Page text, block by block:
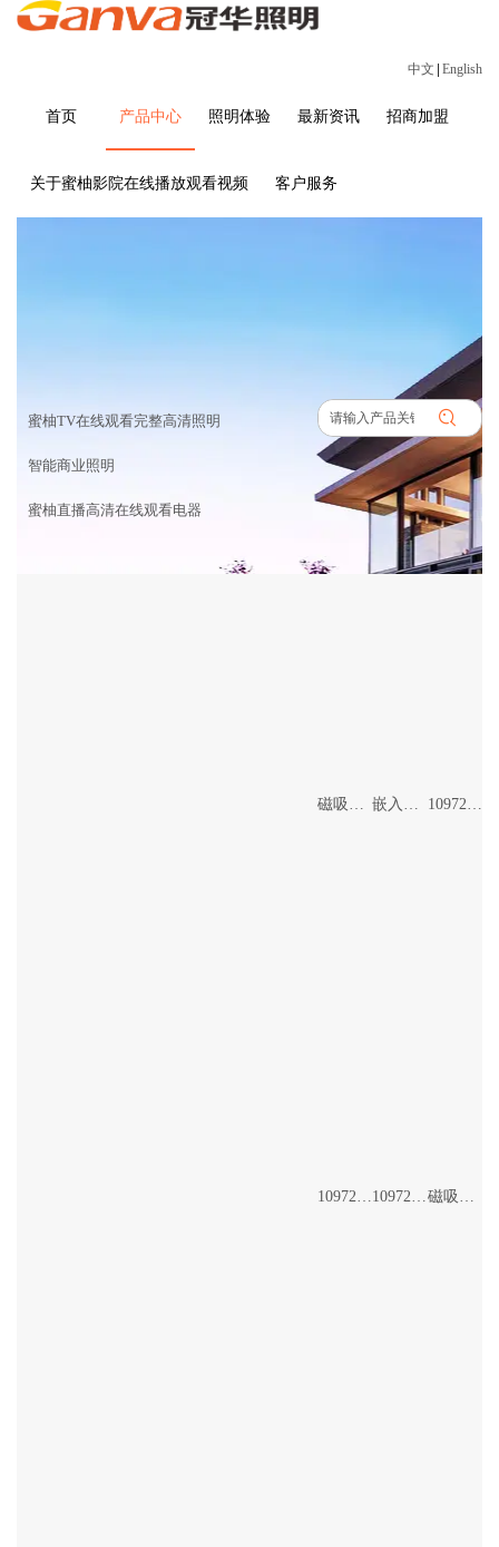
中文 English
首页 产品中心 照明体验 最新资讯 招商加盟
关于蜜柚影院在线播放观看视频 客户服务
蜜柚TV在线观看完整高清照明
智能商业照明
蜜柚直播高清在线观看电器
磁吸格栅灯 嵌入式格栅灯 10972/24+56W
10972/20+46W 10972/100+114W 磁吸吊线灯